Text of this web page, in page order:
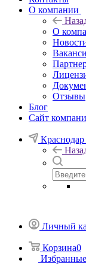
О компании
О
Отзывы
Блог
Сайт
Краснодар
Личный
Корзина0